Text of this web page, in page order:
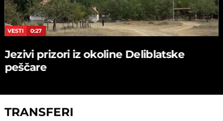
VESTI 0:27
Jezivi prizori iz okoline Deliblatske
peščare
TRANSFERI